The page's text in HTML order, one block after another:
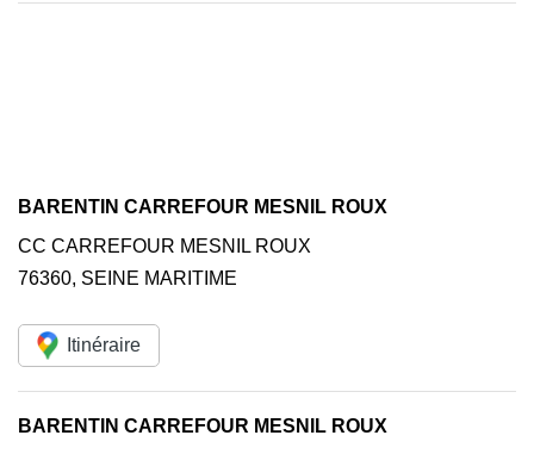
BARENTIN CARREFOUR MESNIL ROUX
CC CARREFOUR MESNIL ROUX
76360, SEINE MARITIME
Itinéraire
BARENTIN CARREFOUR MESNIL ROUX